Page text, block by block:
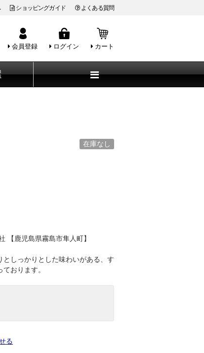
ショッピングガイド よくある質問
会員登録 ログイン カート
在庫なし
【鹿児島県霧島市隼人町】
しっかりとした味わいがある、す
おります。
る